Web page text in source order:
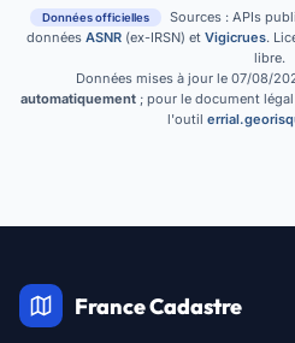
Données officielles Sources : APIs
données ASNR(ex-IRSN) et Vigicrues.
libre.
Données mises à jour le 07/08/
automatiquement ; pour le document
l'outil
France Cadastre